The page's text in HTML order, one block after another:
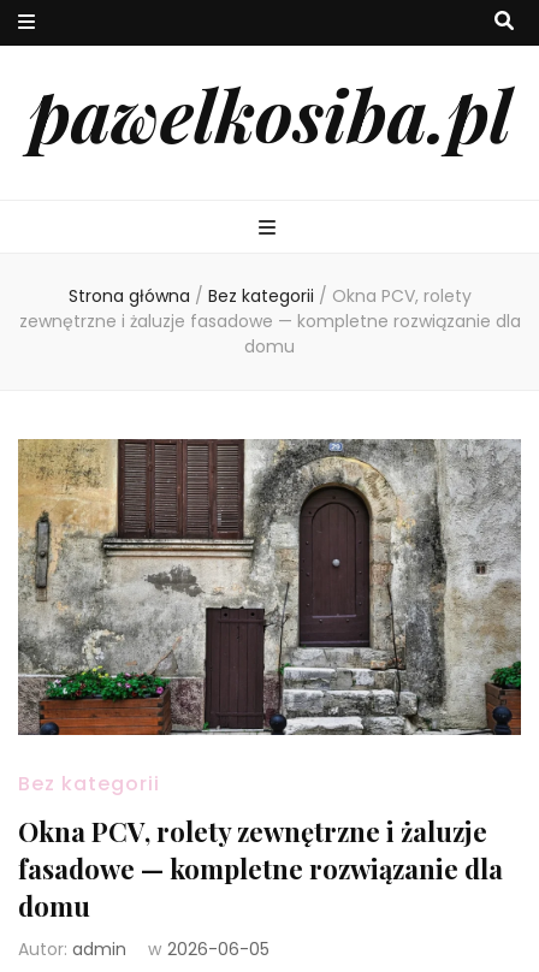
pawelkosiba.pl
Strona główna / Bez kategorii / Okna PCV, rolety
zewnętrzne i żaluzje fasadowe — kompletne rozwiązanie dla
domu
Bez kategorii
Okna PCV, rolety zewnętrzne i żaluzje
fasadowe — kompletne rozwiązanie dla
domu
Autor: admin w 2026-06-05